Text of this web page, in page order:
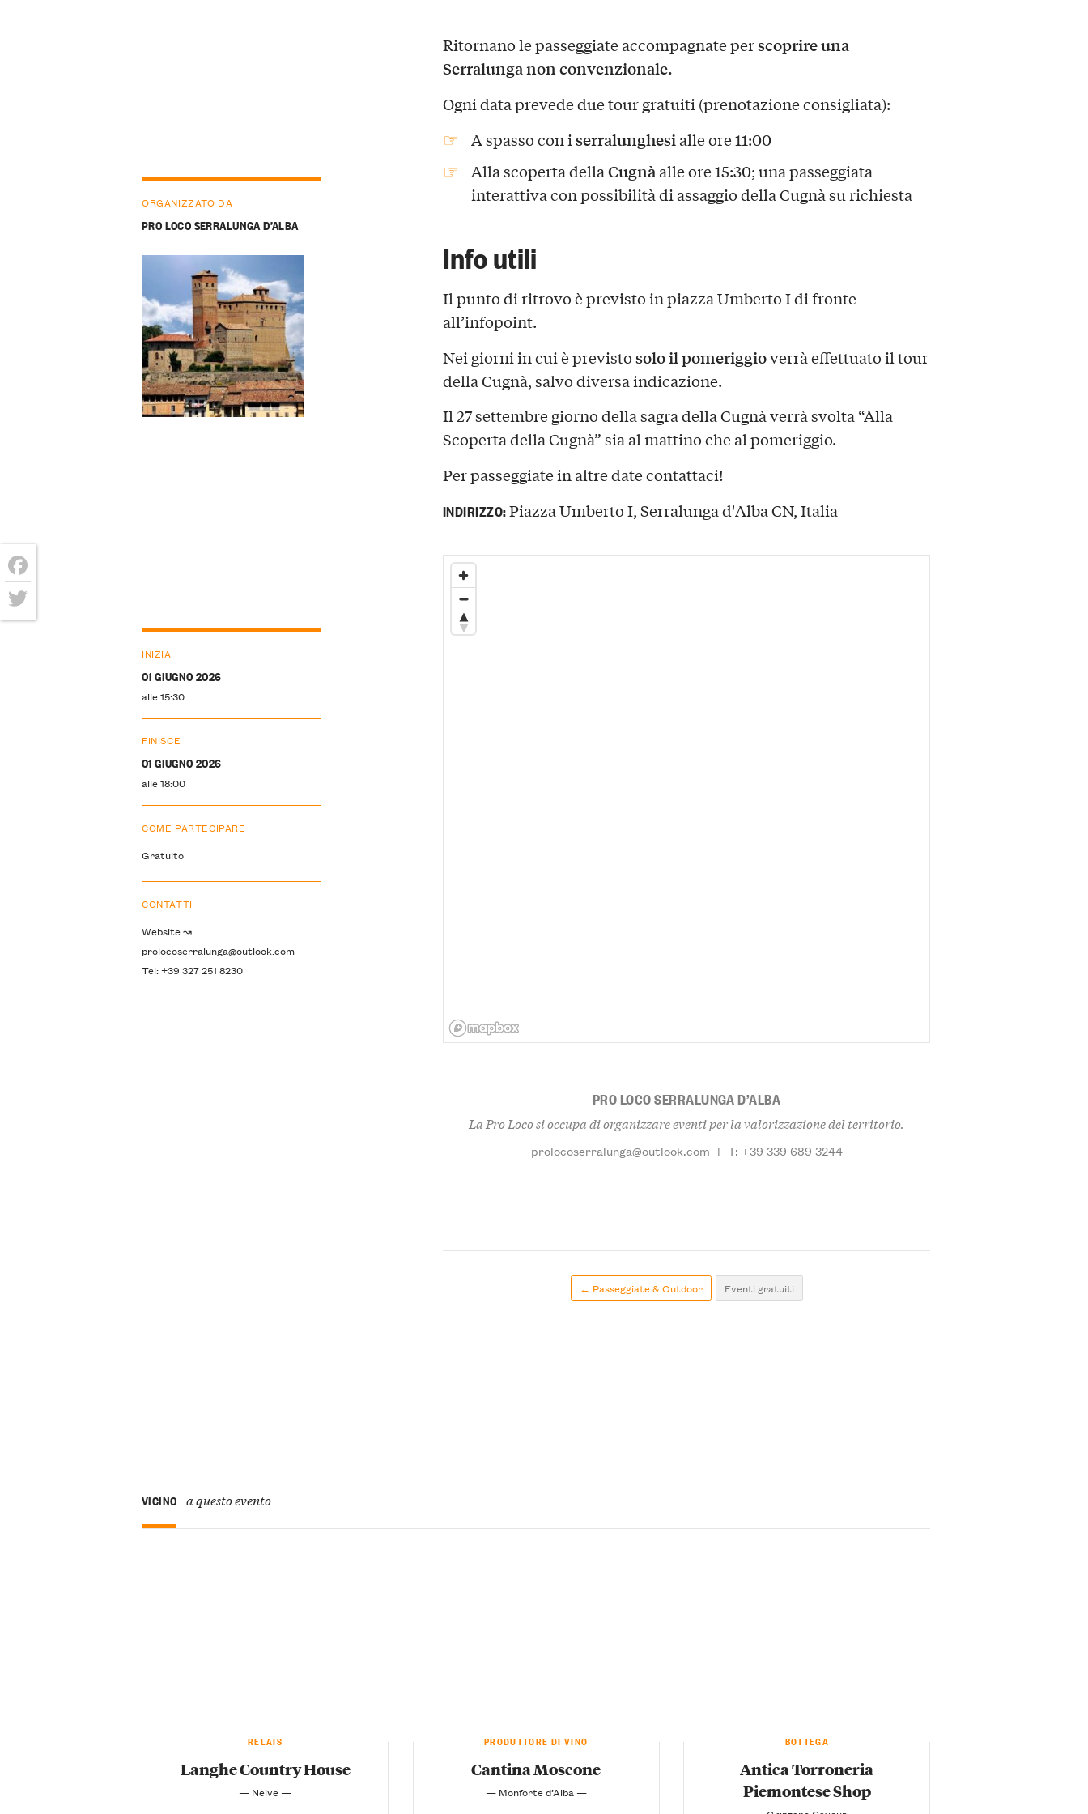
Ritornano le passeggiate accompagnate perscoprire una
Serralunga non convenzionale.
Ogni data prevede due tour gratuiti (prenotazione consigliata):
A spasso con iserralunghesi alle ore 11:00
Alla scoperta dellaCugnà alle ore 15:30; una passeggiata
interattiva con possibilità di assaggio della Cugnà su richiesta
Info utili
Il punto di ritrovo è previsto in piazza Umberto I di fronte
all’infopoint.
Nei giorni in cui è previstosolo il pomeriggioverrà effettuato il tour
della Cugnà, salvo diversa indicazione.
Il 27 settembre giorno della sagra della Cugnà verrà svolta “Alla
Scoperta della Cugnà” sia al mattino che al pomeriggio.
Per passeggiate in altre date contattaci!
ORGANIZZATO DA
PRO LOCO SERRALUNGA D’ALBA
INIZIA
01 GIUGNO 2026
alle 15:30
FINISCE
01 GIUGNO 2026
alle 18:00
COME PARTECIPARE
Gratuito
CONTATTI
Website ↝
prolocoserralunga@outlook.com
Tel: +39 327 251 8230
INDIRIZZO:Piazza Umberto I, Serralunga d'Alba CN, Italia
PRO LOCO SERRALUNGA D’ALBA
La Pro Loco si occupa di organizzare eventi per la valorizzazione del territorio.
prolocoserralunga@outlook.com | T: +39 339 689 3244
← Passeggiate & Outdoor Eventi gratuiti
VICINO a questo evento
RELAIS
Langhe Country House
— Neive —
PRODUTTORE DI VINO
Cantina Moscone
— Monforte d’Alba —
BOTTEGA
Antica Torroneria
Piemontese Shop
Facebook
Twitter